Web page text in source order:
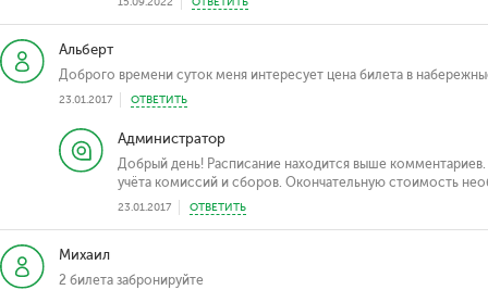
Альберт
Доброго времени суток меня интересует цена билета в
23.01.2017 ОТВЕТИТЬ
Администратор
Добрый день! Расписание находится выше
учёта комиссий и сборов. Окончательную стоимость
23.01.2017 ОТВЕТИТЬ
Михаил
2 билета забронируйте